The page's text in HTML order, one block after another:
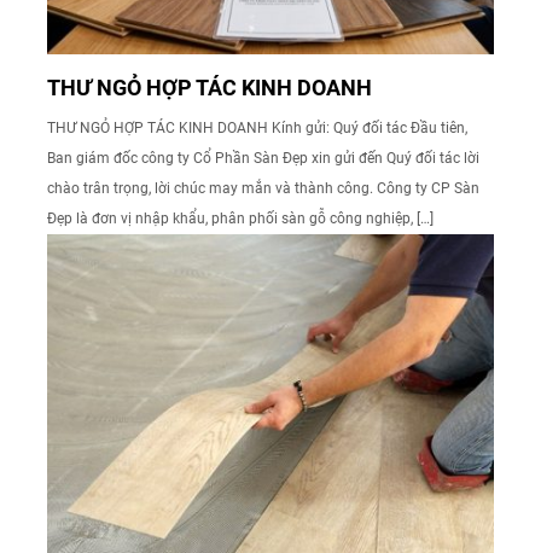
THƯ NGỎ HỢP TÁC KINH DOANH
THƯ NGỎ HỢP TÁC KINH DOANH Kính gửi: Quý đối tác Đầu tiên,
Ban giám đốc công ty Cổ Phần Sàn Đẹp xin gửi đến Quý đối tác lời
chào trân trọng, lời chúc may mắn và thành công. Công ty CP Sàn
Đẹp là đơn vị nhập khẩu, phân phối sàn gỗ công nghiệp, […]